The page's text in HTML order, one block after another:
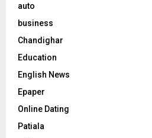
auto
business
Chandighar
Education
English News
Epaper
Online Dating
Patiala